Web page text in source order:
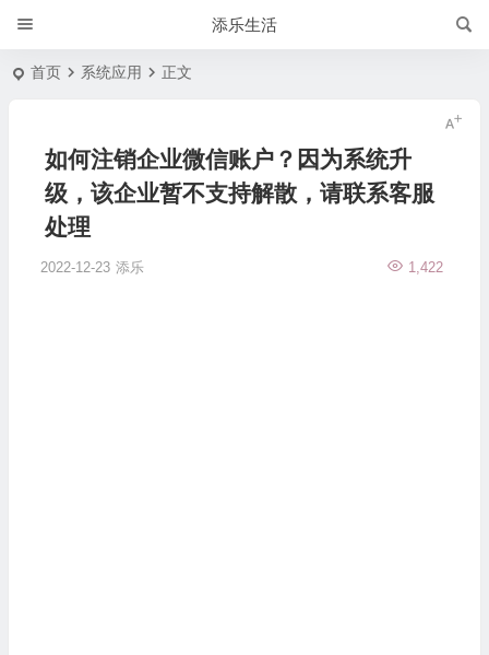
添乐生活
首页 系统应用 正文
如何注销企业微信账户？因为系统升
级，该企业暂不支持解散，请联系客服
处理
2022-12-23 添乐 1,422